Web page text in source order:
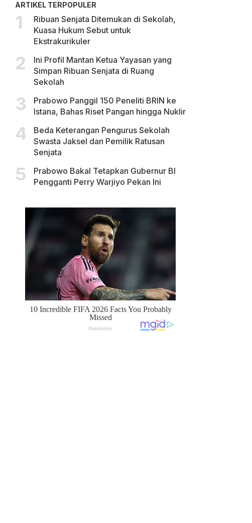
ARTIKEL TERPOPULER
Ribuan Senjata Ditemukan di Sekolah,
Kuasa Hukum Sebut untuk
Ekstrakurikuler
Ini Profil Mantan Ketua Yayasan yang
Simpan Ribuan Senjata di Ruang
Sekolah
Prabowo Panggil 150 Peneliti BRIN ke
Istana, Bahas Riset Pangan hingga Nuklir
Beda Keterangan Pengurus Sekolah
Swasta Jaksel dan Pemilik Ratusan
Senjata
Prabowo Bakal Tetapkan Gubernur BI
Pengganti Perry Warjiyo Pekan Ini